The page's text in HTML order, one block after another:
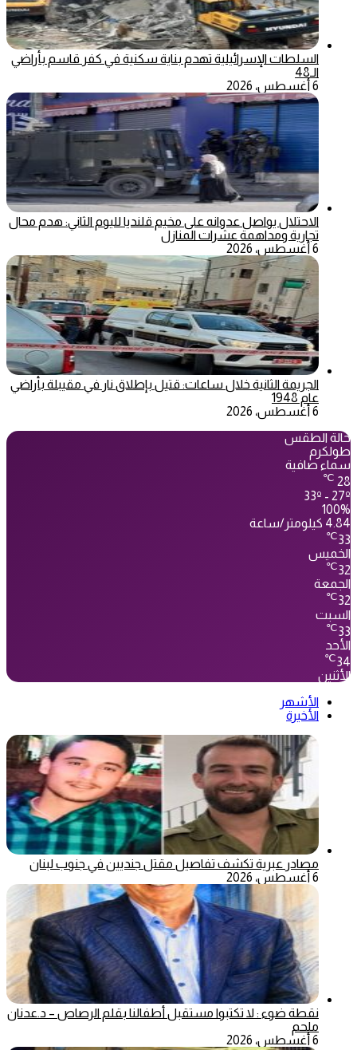
السلطات الإسرائيلية تهدم بناية سكنية في كفر قاسم بأراضي
الـ48
6 أغسطس، 2026
الاحتلال يواصل عدوانه على مخيم قلنديا لليوم الثاني: هدم محال
تجارية ومداهمة عشرات المنازل
6 أغسطس، 2026
الجريمة الثانية خلال ساعات: قتيل بإطلاق نار في مقيبلة بأراضي
عام 1948
6 أغسطس، 2026
حالة الطقس
طولكرم
سماء صافية
28
℃
33º - 27º
100%
4.84 كيلومتر/ساعة
33
℃
الخميس
32
℃
الجمعة
32
℃
السبت
33
℃
الأحد
34
℃
الأثنين
الأشهر
الأخيرة
مصادر عبرية تكشف تفاصيل مقتل جنديين في جنوب لبنان
6 أغسطس، 2026
نقطة ضوء : لا تكتبوا مستقبل أطفالنا بقلم الرصاص – د.عدنان
ملحم
6 أغسطس، 2026